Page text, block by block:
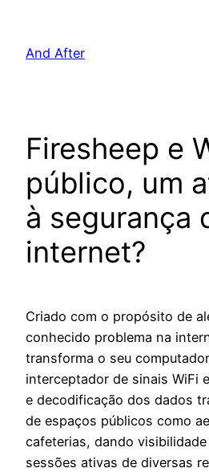
And After
Firesheep e
público, um
à segurança
internet?
Criado com o propósito de
conhecido problema na
transforma o seu
interceptador de sinais WiFi
e decodificação dos dados
de espaços públicos como
cafeterias, dando
sessões ativas de diversas